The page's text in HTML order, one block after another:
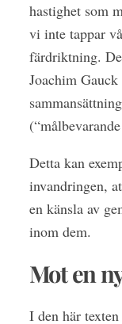
hastighet som
vi inte tappar
färdriktning.
Joachim
Detta kan
invandringen,
en känsla av
inom dem.
Mot en
I den här